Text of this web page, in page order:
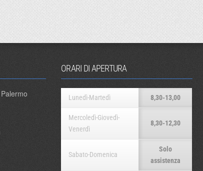
ORARI DI APERTURA
Lunedì-Martedì 8,30-13,00
Mercoledì-Giovedì-
Venerdì
8,30-12,30
Sabato-Domenica
Solo
assistenza